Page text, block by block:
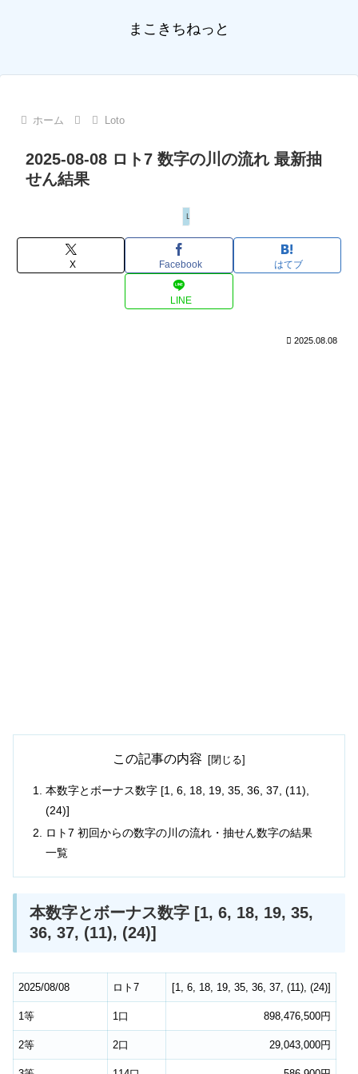
まこきちねっと
ホーム Loto
2025-08-08 ロト7 数字の川の流れ 最新抽
せん結果
Loto
X Facebook はてブ
LINE
2025.08.08
この記事の内容
本数字とボーナス数字 [1, 6, 18, 19, 35, 36, 37, (11),
(24)]
ロト7 初回からの数字の川の流れ・抽せん数字の結果
一覧
本数字とボーナス数字 [1, 6, 18, 19, 35,
36, 37, (11), (24)]
2025/08/08 ロト7 [1, 6, 18, 19, 35, 36, 37, (11), (24)]
1等 1口 898,476,500円
2等 2口 29,043,000円